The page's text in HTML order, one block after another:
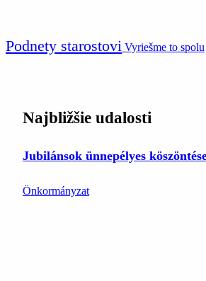
Podnety starostovi Vyriešme to spolu
Najbližšie udalosti
Jubilánsok ünnepélyes
Önkormányzat